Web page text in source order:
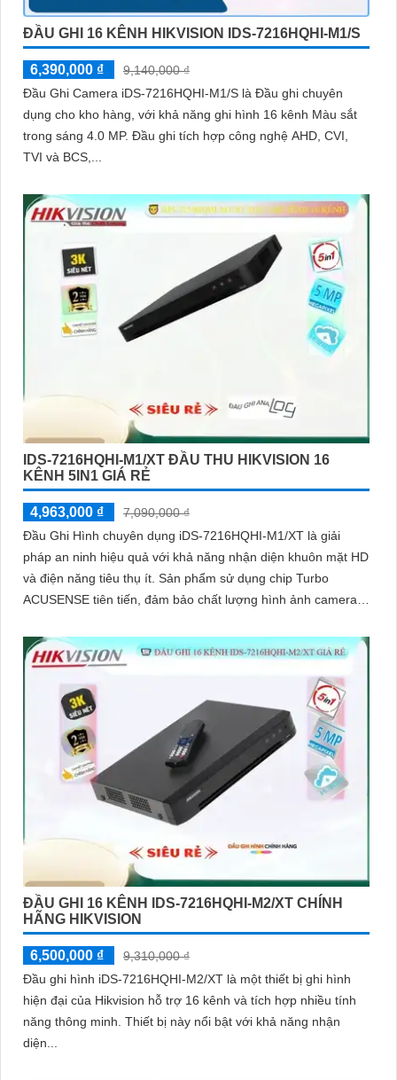
ĐẦU GHI 16 KÊNH HIKVISION IDS-7216HQHI-M1/S
6,390,000 ₫
9,140,000 ₫
Đầu Ghi Camera iDS-7216HQHI-M1/S là Đầu ghi chuyên
dụng cho kho hàng, với khả năng ghi hình 16 kênh Màu sắt
trong sáng 4.0 MP. Đầu ghi tích hợp công nghệ AHD, CVI,
TVI và BCS,...
IDS-7216HQHI-M1/XT ĐẦU THU HIKVISION 16
KÊNH 5IN1 GIÁ RẺ
4,963,000 ₫
7,090,000 ₫
Đầu Ghi Hình chuyên dụng iDS-7216HQHI-M1/XT là giải
pháp an ninh hiệu quả với khả năng nhận diện khuôn mặt HD
và điện năng tiêu thụ ít. Sản phẩm sử dụng chip Turbo
ACUSENSE tiên tiến, đảm bảo chất lượng hình ảnh camera
ĐẦU GHI 16 KÊNH IDS-7216HQHI-M2/XT CHÍNH
HÃNG HIKVISION
6,500,000 ₫
9,310,000 ₫
Đầu ghi hình iDS-7216HQHI-M2/XT là một thiết bị ghi hình
hiện đại của Hikvision hỗ trợ 16 kênh và tích hợp nhiều tính
năng thông minh. Thiết bị này nổi bật với khả năng nhận
diện...